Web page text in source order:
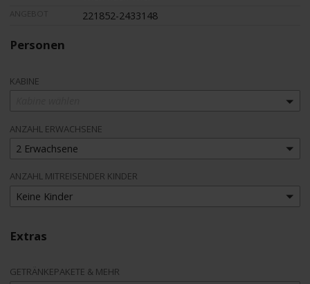
221852-2433148
Personen
KABINE
ANZAHL ERWACHSENE
2 Erwachsene
ANZAHL MITREISENDER KINDER
Keine Kinder
Extras
GETRÄNKEPAKETE & MEHR